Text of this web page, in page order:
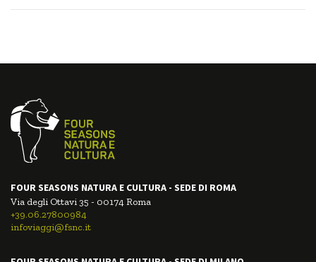
FOUR SEASONS NATURA E CULTURA - SEDE DI ROMA
Via degli Ottavi 35 - 00174 Roma
+39.06.27800984
infoviaggi@fsnc.it